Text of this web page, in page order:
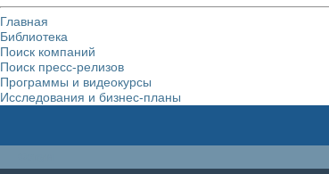
Главная
Библиотека
Поиск компаний
Поиск пресс-релизов
Программы и видеокурсы
Исследования и бизнес-планы